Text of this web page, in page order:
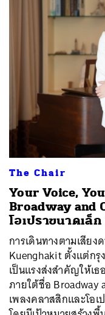
The Chair
Your Voice,
Broadway and
โอเปราขนาดเล็
การเดินทางตามเสียง
Kuenghakit ตั้งแต่ก
เป็นแรงส่งสำคัญให้เธ
ภายใต้ชื่อ Broadway
เพลงคลาสสิกและโอ